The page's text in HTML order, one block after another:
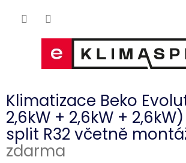
Klimatizace Beko
2,6kW + 2,6kW +
split R32 včetně
zdarma